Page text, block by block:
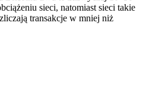
sieci, natomiast sieci takie
transakcje w mniej niż